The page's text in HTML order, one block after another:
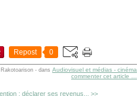
Repost 0
- dans Audiovisuel et médias - cinéma
commenter cet article
: déclarer ses revenus... >>